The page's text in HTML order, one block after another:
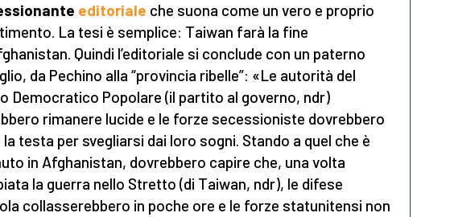
editoriale che suona come un vero e proprio
La tesi è semplice: Taiwan farà la fine
Quindi l’editoriale si conclude con un paterno
da Pechino alla “provincia ribelle”: «Le autorità del
Democratico Popolare (il partito al governo, ndr)
rimanere lucide e le forze secessioniste dovrebbero
testa per svegliarsi dai loro sogni. Stando a quel che è
in Afghanistan, dovrebbero capire che, una volta
la guerra nello Stretto (di Taiwan, ndr), le difese
collasserebbero in poche ore e le forze statunitensi non